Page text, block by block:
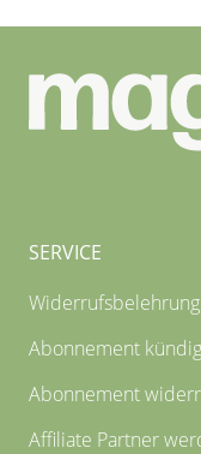
SERVICE
Widerrufsbelehrung
Abonnement
Abonnement
Affiliate Partner